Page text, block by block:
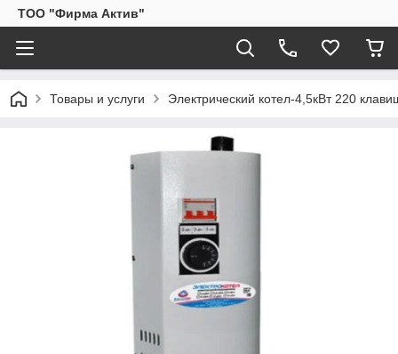
ТОО "Фирма Актив"
Товары и услуги Электрический котел-4,5кВт 220